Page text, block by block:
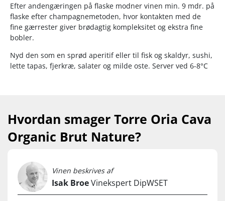
Efter andengæringen på flaske modner vinen min. 9 mdr. på
flaske efter champagnemetoden, hvor kontakten med de
fine gærrester giver brødagtig kompleksitet og ekstra fine
bobler.
Nyd den som en sprød aperitif eller til fisk og skaldyr, sushi,
lette tapas, fjerkræ, salater og milde oste. Server ved 6-8°C
Hvordan smager Torre Oria Cava
Organic Brut Nature?
Vinen beskrives af
Isak BroeVinekspert DipWSET